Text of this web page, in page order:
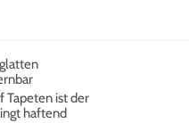
Tapeten ist der
haftend